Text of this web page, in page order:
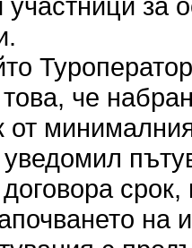
че
от
на